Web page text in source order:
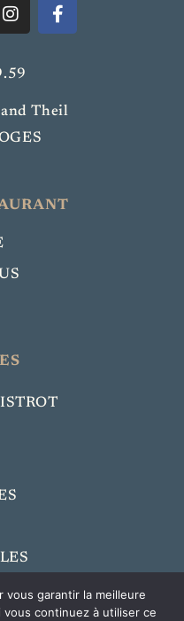
Theil
vous garantir la meilleure
continuez à utiliser ce